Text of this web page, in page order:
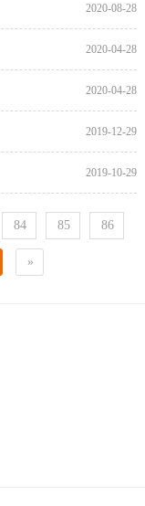
2020-08-28
2020-04-28
2020-04-28
2019-12-29
2019-10-29
84 85 86
»